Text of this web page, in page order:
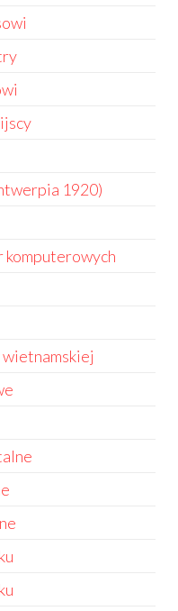
1920)
komputerowych